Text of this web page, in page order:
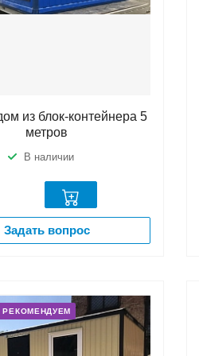
из блок-контейнера 5
метров
В наличии
Задать вопрос
РЕКОМЕНДУЕМ